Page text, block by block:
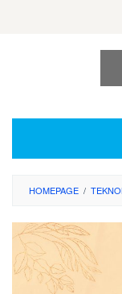
HOMEPAGE /